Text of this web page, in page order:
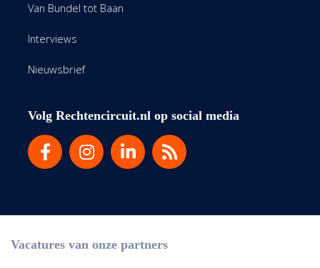
Van Bundel tot Baan
Interviews
Nieuwsbrief
Volg Rechtencircuit.nl op social media
Vacatures van onze partners